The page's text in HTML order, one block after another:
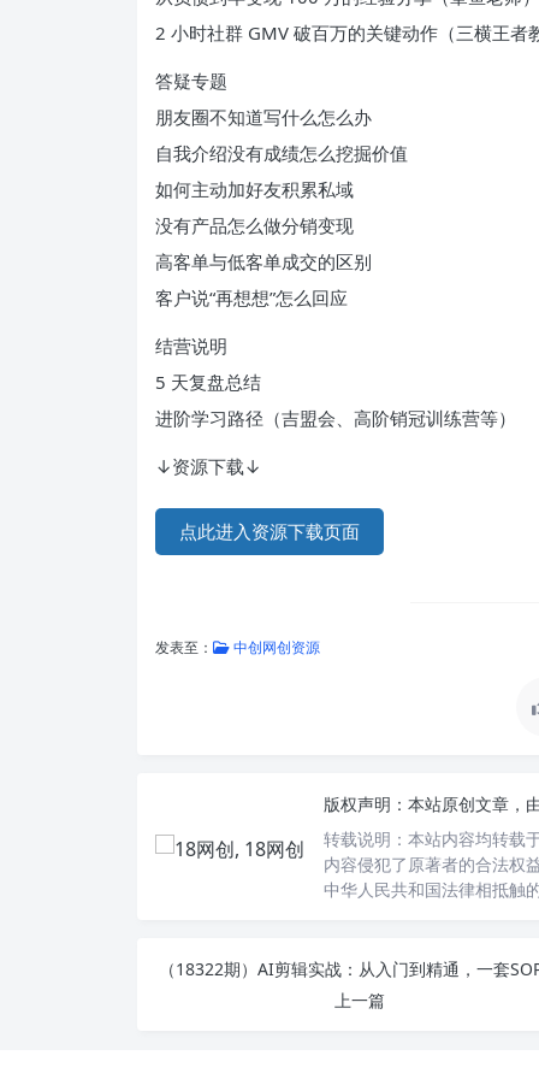
2 小时社群 GMV 破百万的关键动作（三横王者
答疑专题
朋友圈不知道写什么怎么办
自我介绍没有成绩怎么挖掘价值
如何主动加好友积累私域
没有产品怎么做分销变现
高客单与低客单成交的区别
客户说“再想想”怎么回应
结营说明
5 天复盘总结
进阶学习路径（吉盟会、高阶销冠训练营等）
↓资源下载↓
点此进入资源下载页面
发表至： 中创网创资源
版权声明： 本站原创文章，
转载说明： 本站内容均转载
内容侵犯了原著者的合法权
中华人民共和国法律相抵触
上一篇